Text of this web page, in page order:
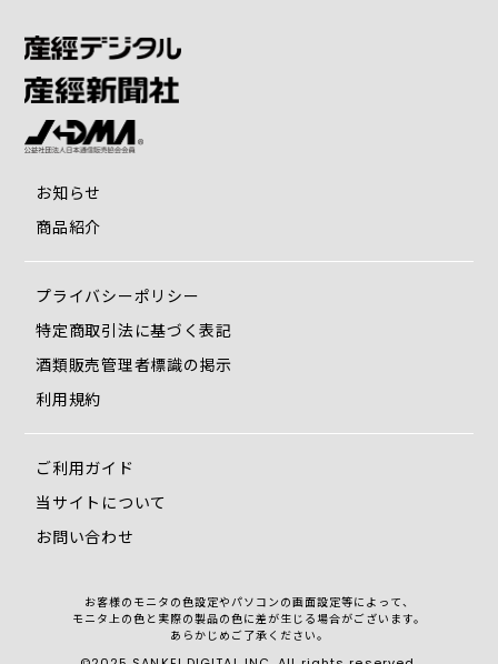
お知らせ
商品紹介
プライバシーポリシー
特定商取引法に基づく表記
酒類販売管理者標識の掲示
利用規約
ご利用ガイド
当サイトについて
お問い合わせ
お客様のモニタの色設定やパソコンの画面設定等によって、
モニタ上の色と実際の製品の色に差が生じる場合がございます。
あらかじめご了承ください。